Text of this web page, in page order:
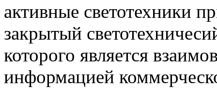
активные светотехники
закрытый
которого является
информацией